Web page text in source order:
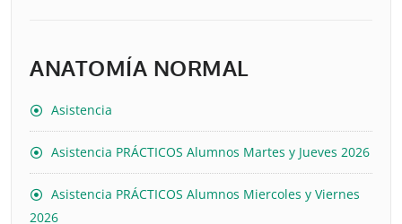
ANATOMÍA NORMAL
Asistencia
Asistencia PRÁCTICOS Alumnos Martes y Jueves 2026
Asistencia PRÁCTICOS Alumnos Miercoles y Viernes
2026